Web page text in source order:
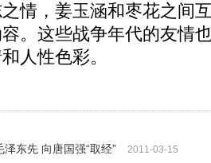
情，姜玉涵和枣花之间
。这些战争年代的友情
人性色彩。
东先 向唐国强“取经”
2011-03-15